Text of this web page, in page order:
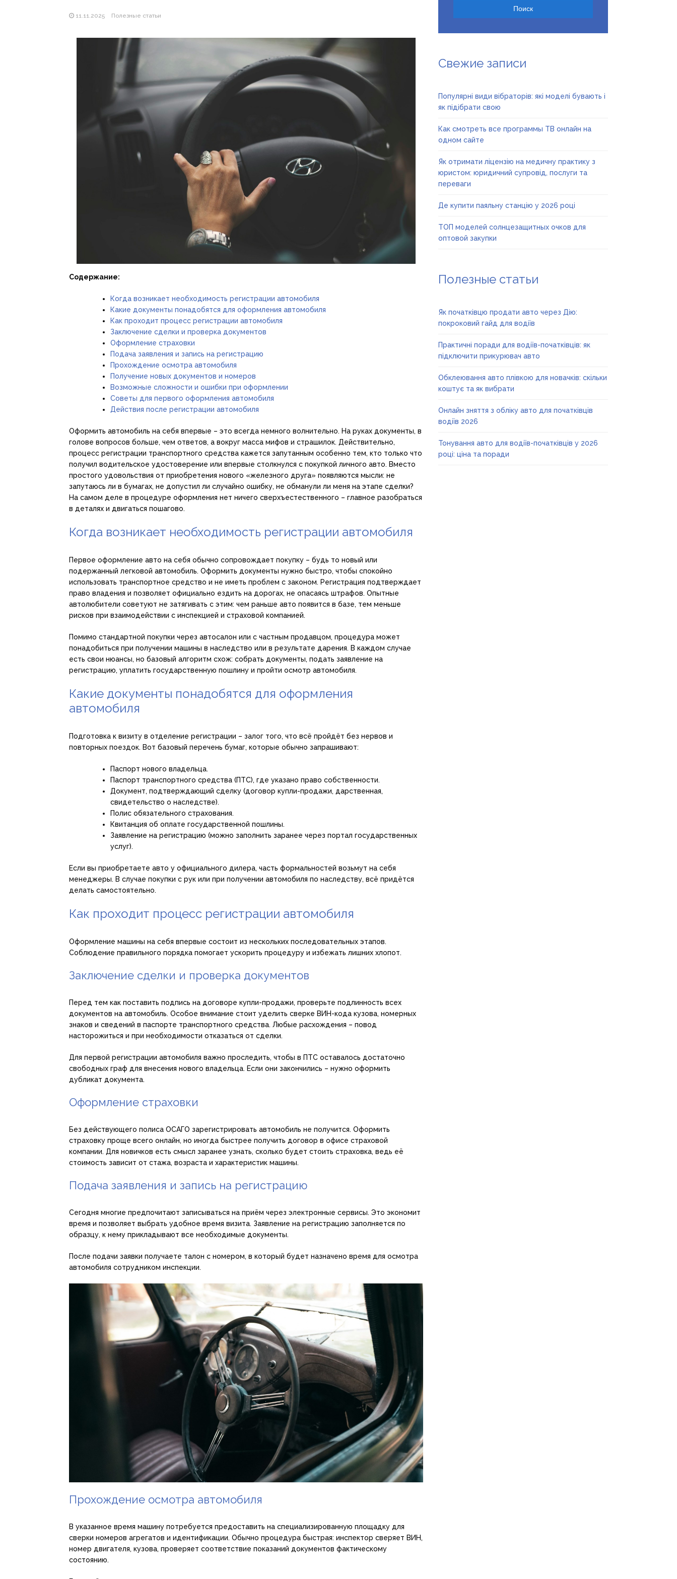
11.11.2025 Полезные статьи
Содержание:
Когда возникает необходимость регистрации автомобиля
Какие документы понадобятся для оформления автомобиля
Как проходит процесс регистрации автомобиля
Заключение сделки и проверка документов
Оформление страховки
Подача заявления и запись на регистрацию
Прохождение осмотра автомобиля
Получение новых документов и номеров
Возможные сложности и ошибки при оформлении
Советы для первого оформления автомобиля
Действия после регистрации автомобиля
Оформить автомобиль на себя впервые – это всегда немного волнительно. На руках документы, в
голове вопросов больше, чем ответов, а вокруг масса мифов и страшилок. Действительно,
процесс регистрации транспортного средства кажется запутанным особенно тем, кто только что
получил водительское удостоверение или впервые столкнулся с покупкой личного авто. Вместо
простого удовольствия от приобретения нового «железного друга» появляются мысли: не
запутаюсь ли в бумагах, не допустил ли случайно ошибку, не обманули ли меня на этапе сделки?
На самом деле в процедуре оформления нет ничего сверхъестественного – главное разобраться
в деталях и двигаться пошагово.
Когда возникает необходимость регистрации автомобиля
Первое оформление авто на себя обычно сопровождает покупку – будь то новый или
подержанный легковой автомобиль. Оформить документы нужно быстро, чтобы спокойно
использовать транспортное средство и не иметь проблем с законом. Регистрация подтверждает
право владения и позволяет официально ездить на дорогах, не опасаясь штрафов. Опытные
автолюбители советуют не затягивать с этим: чем раньше авто появится в базе, тем меньше
рисков при взаимодействии с инспекцией и страховой компанией.
Помимо стандартной покупки через автосалон или с частным продавцом, процедура может
понадобиться при получении машины в наследство или в результате дарения. В каждом случае
есть свои нюансы, но базовый алгоритм схож: собрать документы, подать заявление на
регистрацию, уплатить государственную пошлину и пройти осмотр автомобиля.
Какие документы понадобятся для оформления
автомобиля
Подготовка к визиту в отделение регистрации – залог того, что всё пройдёт без нервов и
повторных поездок. Вот базовый перечень бумаг, которые обычно запрашивают:
Паспорт нового владельца.
Паспорт транспортного средства (ПТС), где указано право собственности.
Документ, подтверждающий сделку (договор купли-продажи, дарственная,
свидетельство о наследстве).
Полис обязательного страхования.
Квитанция об оплате государственной пошлины.
Заявление на регистрацию (можно заполнить заранее через портал государственных
услуг).
Если вы приобретаете авто у официального дилера, часть формальностей возьмут на себя
менеджеры. В случае покупки с рук или при получении автомобиля по наследству, всё придётся
делать самостоятельно.
Как проходит процесс регистрации автомобиля
Оформление машины на себя впервые состоит из нескольких последовательных этапов.
Соблюдение правильного порядка помогает ускорить процедуру и избежать лишних хлопот.
Заключение сделки и проверка документов
Перед тем как поставить подпись на договоре купли-продажи, проверьте подлинность всех
документов на автомобиль. Особое внимание стоит уделить сверке ВИН-кода кузова, номерных
знаков и сведений в паспорте транспортного средства. Любые расхождения – повод
насторожиться и при необходимости отказаться от сделки.
Для первой регистрации автомобиля важно проследить, чтобы в ПТС оставалось достаточно
свободных граф для внесения нового владельца. Если они закончились – нужно оформить
дубликат документа.
Оформление страховки
Без действующего полиса ОСАГО зарегистрировать автомобиль не получится. Оформить
страховку проще всего онлайн, но иногда быстрее получить договор в офисе страховой
компании. Для новичков есть смысл заранее узнать, сколько будет стоить страховка, ведь её
стоимость зависит от стажа, возраста и характеристик машины.
Подача заявления и запись на регистрацию
Сегодня многие предпочитают записываться на приём через электронные сервисы. Это экономит
время и позволяет выбрать удобное время визита. Заявление на регистрацию заполняется по
образцу, к нему прикладывают все необходимые документы.
После подачи заявки получаете талон с номером, в который будет назначено время для осмотра
автомобиля сотрудником инспекции.
Прохождение осмотра автомобиля
В указанное время машину потребуется предоставить на специализированную площадку для
сверки номеров агрегатов и идентификации. Обычно процедура быстрая: инспектор сверяет ВИН,
номер двигателя, кузова, проверяет соответствие показаний документов фактическому
состоянию.
Свежие записи
Популярні види вібраторів: які моделі бувають і
як підібрати свою
Как смотреть все программы ТВ онлайн на
одном сайте
Як отримати ліцензію на медичну практику з
юристом: юридичний супровід, послуги та
переваги
Де купити паяльну станцію у 2026 році
ТОП моделей солнцезащитных очков для
оптовой закупки
Полезные статьи
Як початківцю продати авто через Дію:
покроковий гайд для водіїв
Практичні поради для водіїв-початківців: як
підключити прикурювач авто
Обклеювання авто плівкою для новачків: скільки
коштує та як вибрати
Онлайн зняття з обліку авто для початківців
водіїв 2026
Тонування авто для водіїв-початківців у 2026
році: ціна та поради